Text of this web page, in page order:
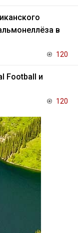
в
120
Football и
120